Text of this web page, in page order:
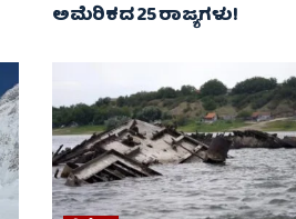
ಅಮೆರಿಕದ 25 ರಾಜ್ಯಗಳು!